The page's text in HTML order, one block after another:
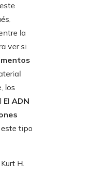
la
ver si
los
El ADN
tipo
H.